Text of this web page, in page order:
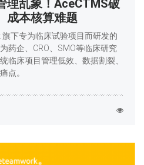
理乱象！AceCTMS破
成本核算难题
下专为临床试验项目而研发的
药企、CRO、SMO等临床研究
临床项目管理低效、数据割裂、
点。